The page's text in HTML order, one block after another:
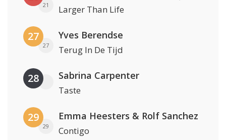
21 Larger Than Life
27
27
Yves Berendse
Terug In De Tijd
28 Sabrina Carpenter
Taste
29
29
Emma Heesters & Rolf Sanchez
Contigo